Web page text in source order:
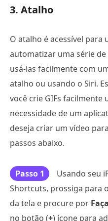
3. Atalho
O atalho é acessível para
automatizar uma série de
usá-las facilmente com
atalho ou usando o Siri.
você crie GIFs facilmente
necessidade de um
deseja criar um vídeo
passos abaixo.
Passo 1
Usando seu
Shortcuts, prossiga para o
da tela e procure por
no botão (+) ícone para